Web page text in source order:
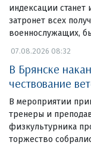
индексации
затронет всех
военнослужащих,
07.08.2026 08:32
В Брянске
чествование
В мероприятии
тренеры и
физкультурника
торжество